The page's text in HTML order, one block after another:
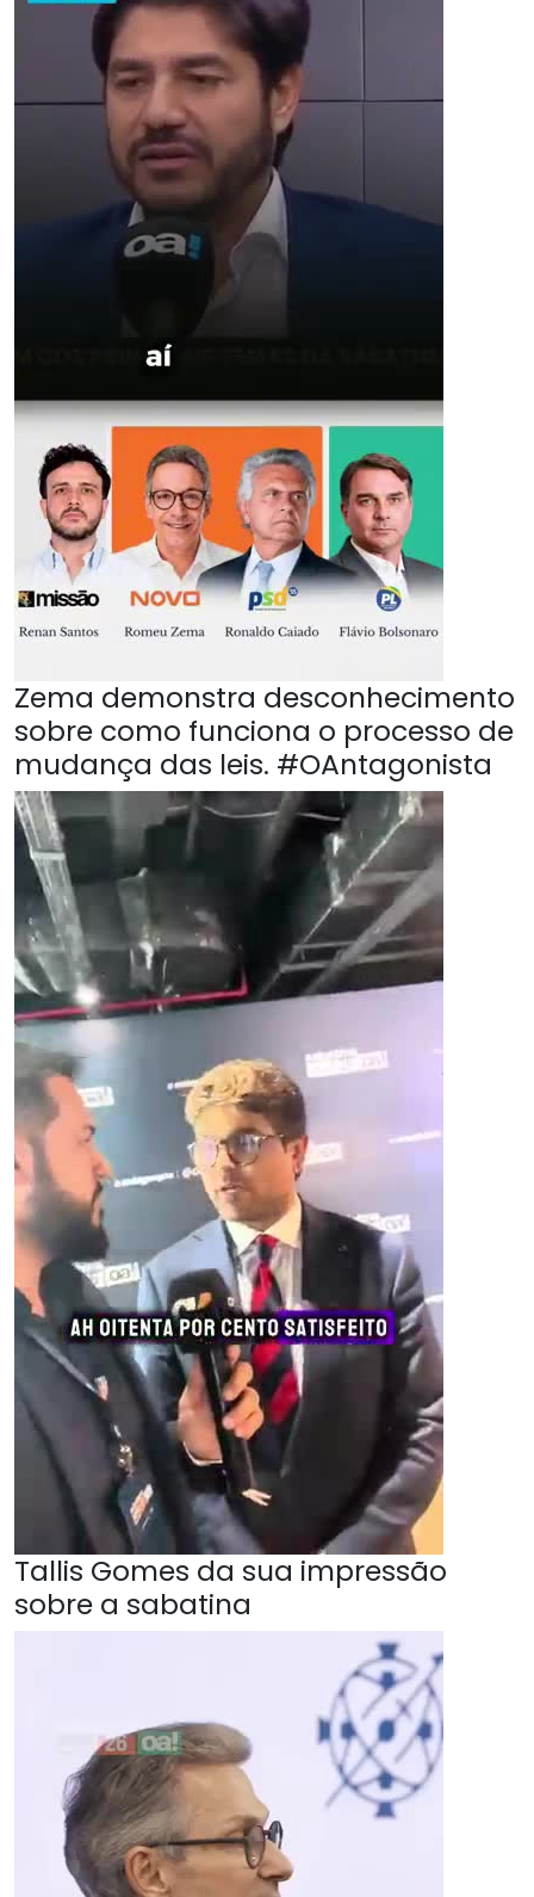
Zema demonstra desconhecimento
sobre como funciona o processo de
mudança das leis. #OAntagonista
Tallis Gomes da sua impressão
sobre a sabatina